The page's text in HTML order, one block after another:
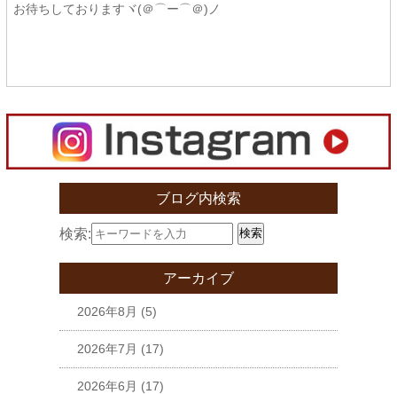
お待ちしておりますヾ(＠⌒ー⌒＠)ノ
ブログ内検索
検索: 検索
アーカイブ
2026年8月 (5)
2026年7月 (17)
2026年6月 (17)